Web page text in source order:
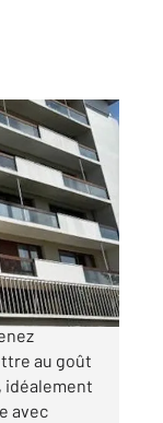
UNE
au goût
idéalement
avec